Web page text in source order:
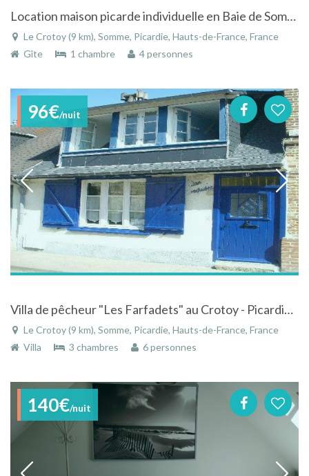
Location maison picarde individuelle en Baie de Somme au centre de LeCrotoy, avec son jardin clos et proche de tout plage / port .
Le Crotoy (9 km), Somme, Picardie, Hauts-de-France, France
Gîte
1 chambre 4 personnes
96€/nuit
Villa de pêcheur "Les Farfadets" au Crotoy - Picardie en Baie de Somme entre plage et village
Le Crotoy (9 km), Somme, Picardie, Hauts-de-France, France
Villa
3 chambres 6 personnes
140€/nuit